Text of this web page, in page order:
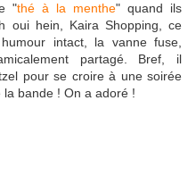
"thé à la menthe" quand ils
oui hein, Kaira Shopping, ce
intact, la vanne fuse,
partagé. Bref, il
pour se croire à une soirée
bande ! On a adoré !